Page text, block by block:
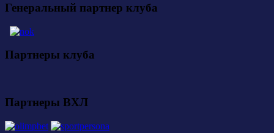
Генеральный партнер клуба
Партнеры клуба
Партнеры ВХЛ